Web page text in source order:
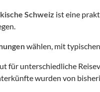
Schweiz ist eine
wählen, mit
für unterschiedliche
wurden von